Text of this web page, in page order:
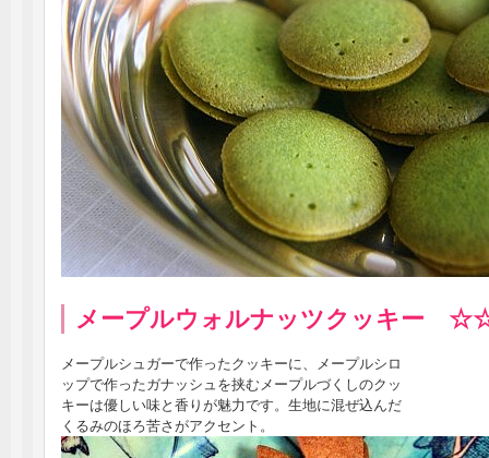
メープルウォルナッツクッキー
メープルシュガーで作ったクッキーに、メープルシロ
ップで作ったガナッシュを挟むメープルづくしのクッ
キーは優しい味と香りが魅力です。生地に混ぜ込んだ
くるみのほろ苦さがアクセント。